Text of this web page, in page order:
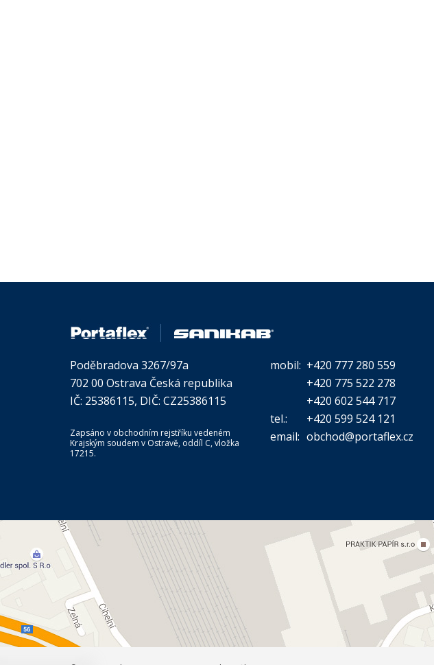
Poděbradova 3267/97a
702 00 Ostrava Česká republika
IČ: 25386115, DIČ: CZ25386115
Zapsáno v obchodním rejstříku vedeném
Krajským soudem v Ostravě, oddíl C, vložka
17215.
mobil: +420 777 280 559
+420 775 522 278
+420 602 544 717
tel.:
+420 599 524 121
email: obchod@portaflex.cz